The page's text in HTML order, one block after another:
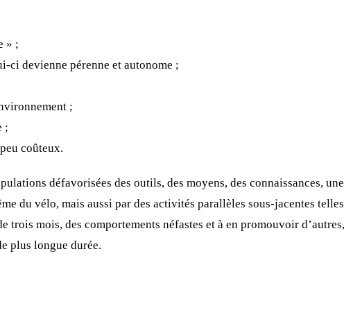
» ;
ci devienne pérenne et autonome ;
;
;
coûteux.
défavorisées des outils, des moyens, des connaissances,
du vélo, mais aussi par des activités parallèles sous-jacentes
mois, des comportements néfastes et à en promouvoir
plus longue durée.